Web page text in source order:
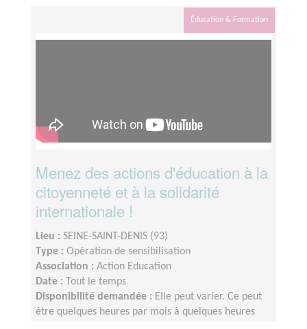
Éducation & Formation
Menez des actions d'éducation à la
citoyenneté et à la solidarité
internationale !
Lieu : SEINE-SAINT-DENIS (93)
Type : Opération de sensibilisation
Association : Action Education
Date :
Tout le temps
Disponibilité demandée : Elle peut varier. Ce peut
être quelques heures par mois à quelques heures